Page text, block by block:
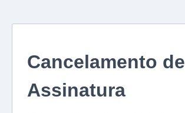
Cancelamento de
Assinatura